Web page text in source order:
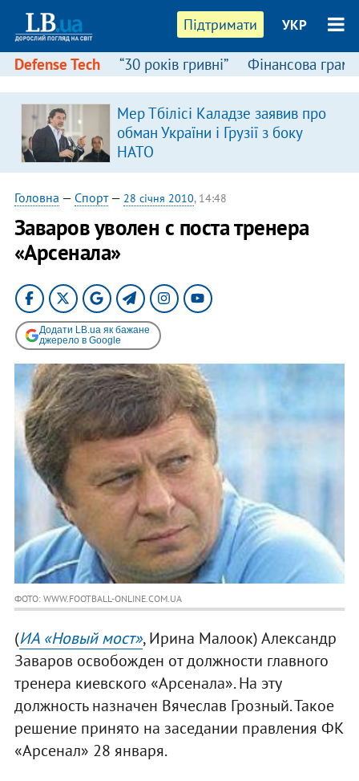
Підтримати УКР
Defense Tech “30 років гривні” Фінансова
Мер Тбілісі Каладзе заявив про
обман України і Грузії з боку
НАТО
Головна — Спорт— 28 січня 2010, 14:48
Заваров уволен с поста тренера
«Арсенала»
Додати LB.ua як бажане
джерело в Google
ФОТО: WWW.FOOTBALL-ONLINE.COM.UA
(ИА «Новый мост», Ирина Малоок) Александр
Заваров освобожден от должности главного
тренера киевского «Арсенала». На эту
должность назначен Вячеслав Грозный. Такое
решение принято на заседании правления ФК
«Арсенал» 28 января.